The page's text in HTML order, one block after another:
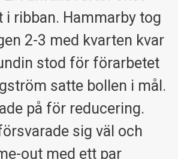
i ribban. Hammarby tog
2-3 med kvarten kvar
stod för förarbetet
satte bollen i mål.
på för reducering.
sig väl och
out med ett par